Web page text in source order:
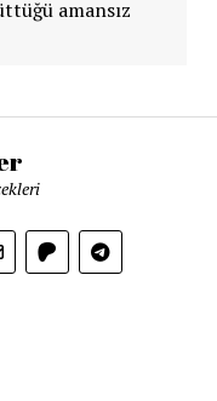
amansız